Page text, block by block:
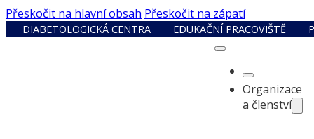
Přeskočit na hlavní obsah Přeskočit na zápatí
DIABETOLOGICKÁ CENTRA EDUKAČNÍ PRACOVIŠTĚ
Organizace
a členství